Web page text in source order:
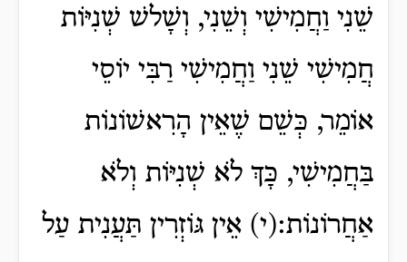
שֵׁנִי וַחֲמִישִׁי וְשֵׁנִי, וְשָׁלשׁ שְׁנִיּוֹת
חֲמִישִׁי שֵׁנִי וַחֲמִישִׁי רַבִּי יוֹסֵי
אוֹמֵר, כְּשֵׁם שֶׁאֵין הָרִאשׁוֹנוֹת
בַּחֲמִישִׁי, כָּךְ לֹא שְׁנִיּוֹת וְלֹא
אַחֲרוֹנוֹת:(י) אֵין גּוֹזְרִין תַּעֲנִית עַל